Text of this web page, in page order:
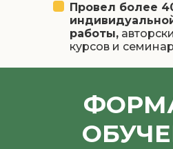
Провел более
работы,
курсов и